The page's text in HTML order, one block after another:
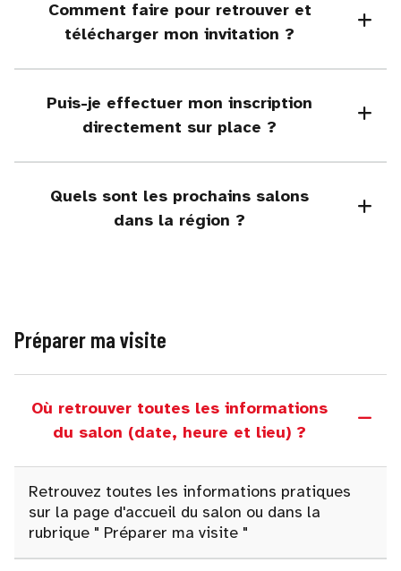
Comment faire pour retrouver et
télécharger mon invitation ?
Puis-je effectuer mon inscription
directement sur place ?
Quels sont les prochains salons
dans la région ?
Préparer ma visite
Où retrouver toutes les informations
du salon (date, heure et lieu) ?
Retrouvez toutes les informations pratiques
sur la page d'accueil du salon ou dans la
rubrique " Préparer ma visite "